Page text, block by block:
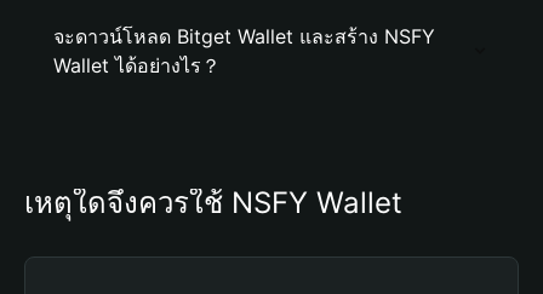
จะดาวน์โหลด Bitget Wallet และสร้าง NSFY
Wallet ได้อย่างไร？
เหตุใดจึงควรใช้ NSFY Wallet